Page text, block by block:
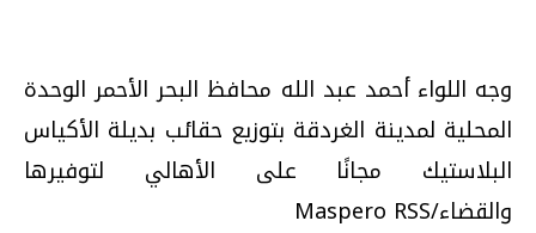
وجه اللواء أحمد عبد الله محافظ البحر الأحمر الوحدة
المحلية لمدينة الغردقة بتوزيع حقائب بديلة الأكياس
البلاستيك مجانًا على الأهالي لتوفيرها
والقضاء/Maspero RSS